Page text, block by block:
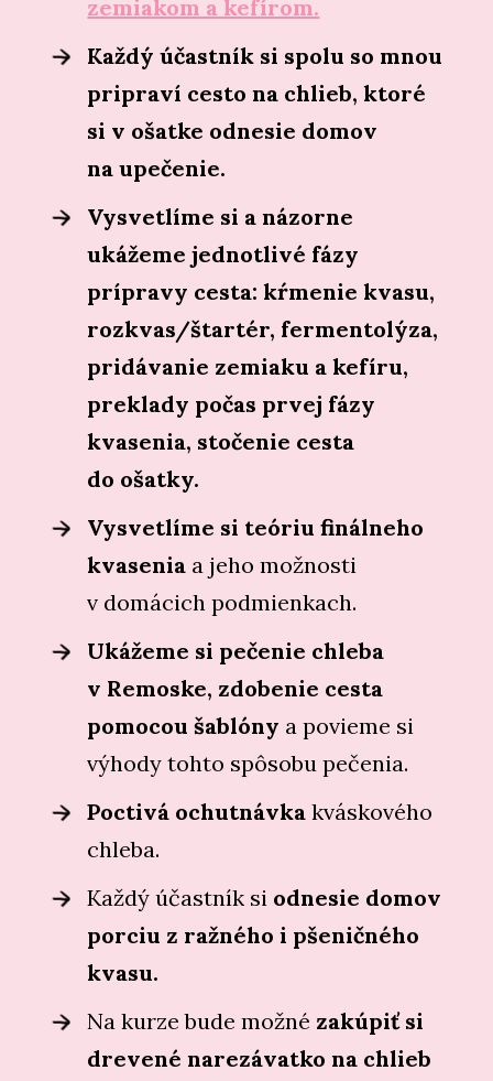
zemiakom a kefírom.
Každý účastník si spolu so mnou
pripraví cesto na chlieb, ktoré
si v ošatke odnesie domov
na upečenie.
Vysvetlíme si a názorne
ukážeme jednotlivé fázy
prípravy cesta: kŕmenie kvasu,
rozkvas/štartér, fermentolýza,
pridávanie zemiaku a kefíru,
preklady počas prvej fázy
kvasenia, stočenie cesta
do ošatky.
Vysvetlíme si teóriu finálneho
kvasenia a jeho možnosti
v domácich podmienkach.
Ukážeme si pečenie chleba
v Remoske, zdobenie cesta
pomocou šablóny a povieme si
výhody tohto spôsobu pečenia.
Poctivá ochutnávkakváskového
chleba.
Každý účastník si odnesie domov
porciu z ražného i pšeničného
kvasu.
Na kurze bude možné zakúpiť si
drevené narezávatko na chlieb